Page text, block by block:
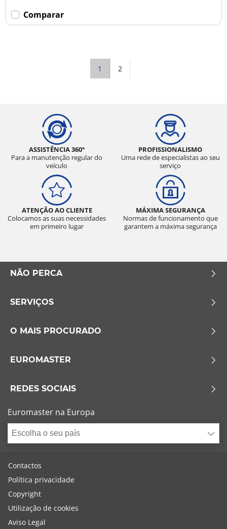
Comparar
1 2
ASSISTÊNCIA 360°
Para a manutenção regular do
veículo
PROFISSIONALISMO
Uma rede de especialistas ao seu
serviço
ATENÇÃO AO CLIENTE
Colocamos as suas necessidades
em primeiro lugar
MÁXIMA SEGURANÇA
Normas de funcionamento que
garantem a máxima segurança
NÃO PERCA
SERVIÇOS
O MAIS PROCURADO
EUROMASTER
REDES SOCIAIS
Euromaster na Europa
Escolha o seu país
Contactos
Política privacidade
Copyright
Utilização de cookies
Aviso Legal